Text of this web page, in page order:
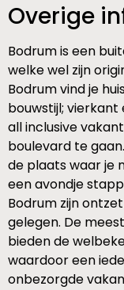
Overige
Bodrum is een
welke wel zijn
Bodrum vind je
bouwstijl; vierkant
all inclusive
boulevard te
de plaats waar je
een avondje
Bodrum zijn
gelegen. De
bieden de
waardoor een
onbezorgde